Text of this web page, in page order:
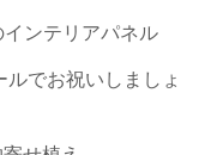
ンテリアパネル
でお祝いしましょ